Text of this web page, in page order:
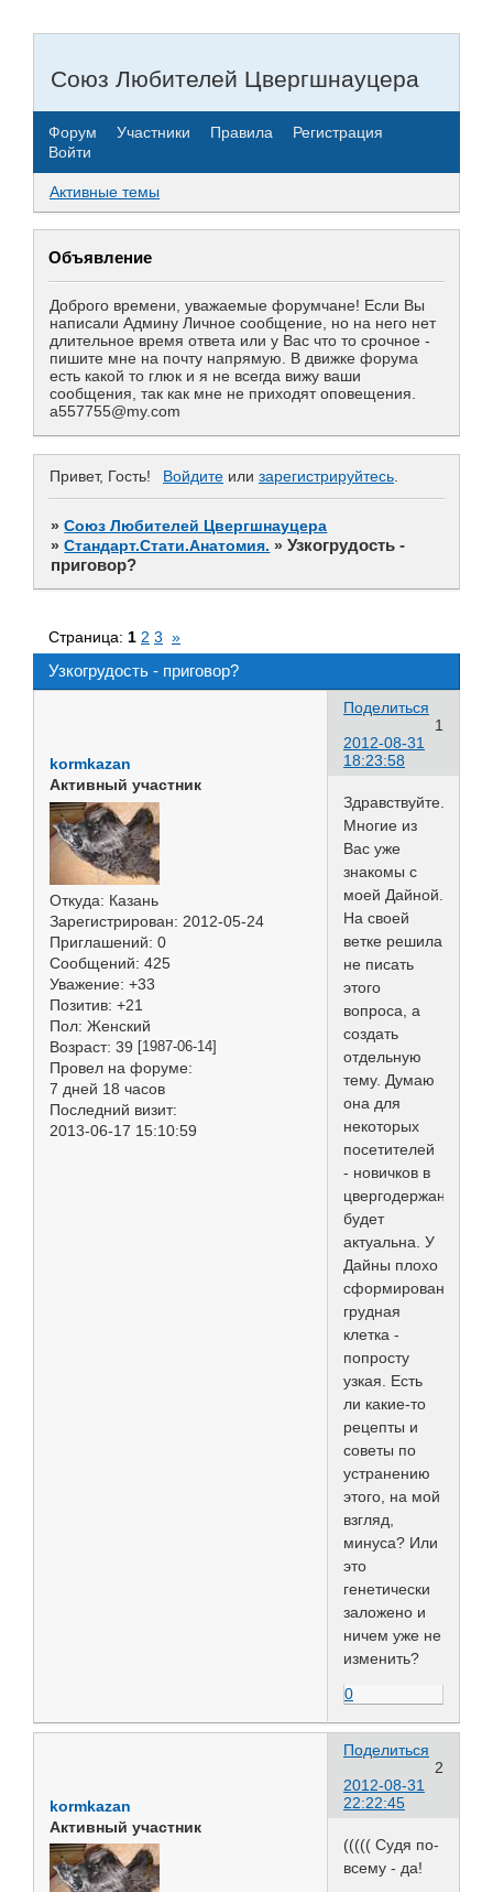
Союз Любителей Цвергшнауцера
Форум Участники Правила
Регистрация
Войти
Активные темы
Объявление
Доброго времени, уважаемые форумчане! Если Вы
написали Админу Личное сообщение, но на него нет
длительное время ответа или у Вас что то срочное -
пишите мне на почту напрямую. В движке форума
есть какой то глюк и я не всегда вижу ваши
сообщения, так как мне не приходят оповещения.
a557755@my.com
Привет, Гость! Войдите или зарегистрируйтесь.
»Союз Любителей Цвергшнауцера
»Стандарт.Стати.Анатомия. »Узкогрудость -
приговор?
Узкогрудость - приговор?
Страница: 1 2 3 »
Поделиться
1
2012-08-31
18:23:58
kormkazan
Активный участник
Откуда: Казань
Зарегистрирован: 2012-05-24
Приглашений: 0
Сообщений: 425
Уважение: +33
Позитив: +21
Пол: Женский
Возраст: 39 [1987-06-14]
Провел на форуме:
7 дней 18 часов
Последний визит:
2013-06-17 15:10:59
Здравствуйте.
Многие из
Вас уже
знакомы с
моей Дайной.
На своей
ветке решила
не писать
этого
вопроса, а
создать
отдельную
тему. Думаю
она для
некоторых
посетителей
- новичков в
цвергодержании
будет
актуальна. У
Дайны плохо
сформированная
грудная
клетка -
попросту
узкая. Есть
ли какие-то
рецепты и
советы по
устранению
этого, на мой
взгляд,
минуса? Или
это
генетически
заложено и
ничем уже не
изменить?
0
Поделиться
2
2012-08-31
22:22:45
kormkazan
Активный участник
((((( Судя по-
всему - да!